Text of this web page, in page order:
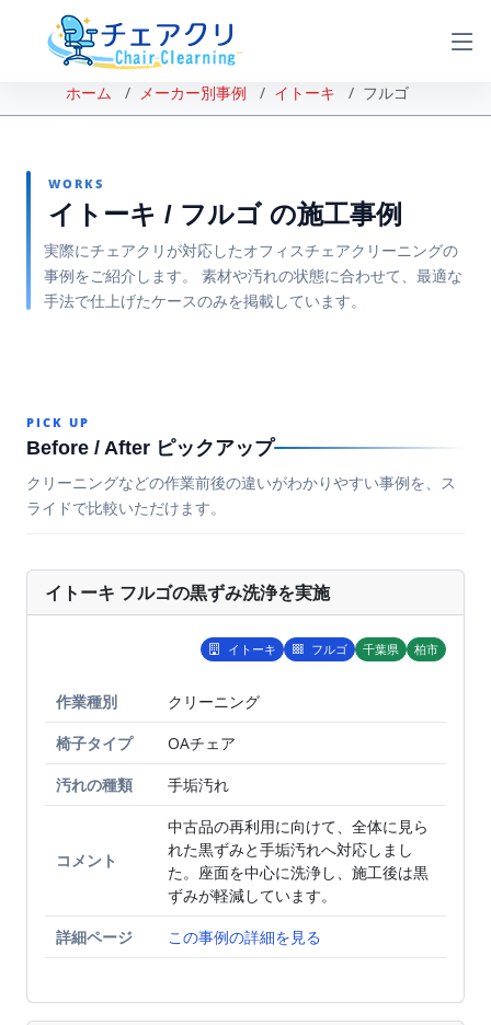
ホーム メーカー別事例 イトーキ フルゴ
WORKS
イトーキ / フルゴ の施工事例
実際にチェアクリが対応したオフィスチェアクリーニングの
事例をご紹介します。 素材や汚れの状態に合わせて、最適な
手法で仕上げたケースのみを掲載しています。
PICK UP
Before / After ピックアップ
クリーニングなどの作業前後の違いがわかりやすい事例を、ス
ライドで比較いただけます。
イトーキ フルゴの黒ずみ洗浄を実施
イトーキ フルゴ 千葉県 柏市
BEFORE
作業種別
クリーニング
椅子タイプ
OAチェア
汚れの種類
手垢汚れ
コメント
中古品の再利用に向けて、全体に見ら
れた黒ずみと手垢汚れへ対応しまし
た。座面を中心に洗浄し、施工後は黒
ずみが軽減しています。
詳細ページ
この事例の詳細を見る